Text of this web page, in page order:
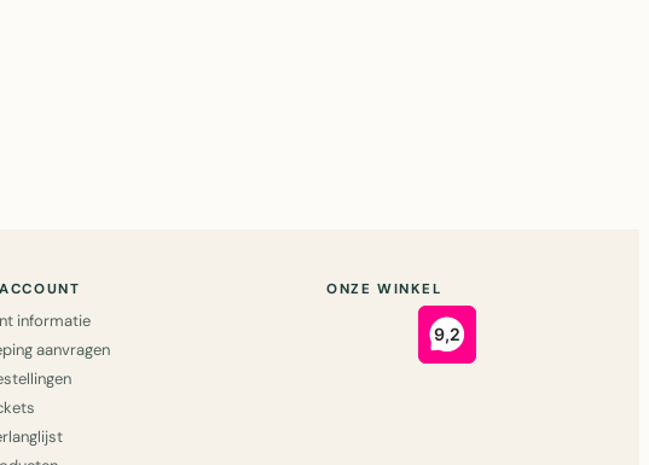
informatie
aanvragen
ONZE WINKEL